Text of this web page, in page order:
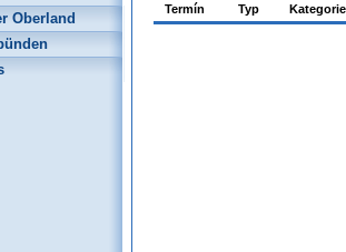
Termín Typ Kategorie
Oberland